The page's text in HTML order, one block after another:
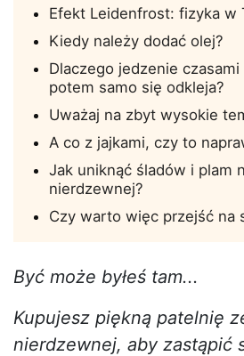
Efekt Leidenfrost: fizyka w
Kiedy należy dodać olej?
Dlaczego jedzenie
potem samo się odkleja?
Uważaj na zbyt wysokie
A co z jajkami, czy to
Jak uniknąć śladów i plam
nierdzewnej?
Czy warto więc przejść na
Być może byłeś tam...
Kupujesz piękną patelnię
nierdzewnej, aby zastąpić